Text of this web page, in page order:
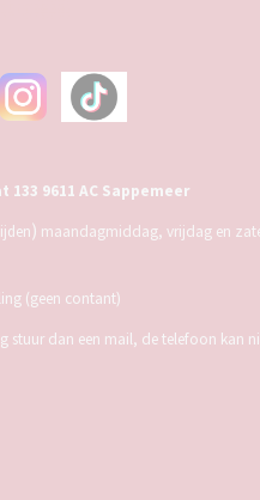
133 9611 AC Sappemeer
) maandagmiddag, vrijdag en
(geen contant)
stuur dan een mail, de telefoon kan